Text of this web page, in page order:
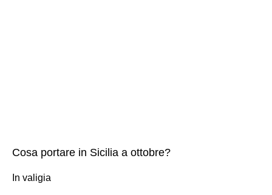
Cosa portare in Sicilia a ottobre?
In valigia